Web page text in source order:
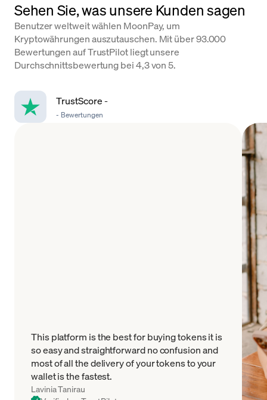
Sehen Sie, was unsere Kunden sagen
Benutzer weltweit wählen MoonPay, um
Kryptowährungen auszutauschen. Mit über 93.000
Bewertungen auf TrustPilot liegt unsere
Durchschnittsbewertung bei 4,3 von 5.
TrustScore-
- Bewertungen
This platform is the best for buying tokens it is
so easy and straightforward no confusion and
most of all the delivery of your tokens to your
wallet is the fastest.
Lavinia Tanirau